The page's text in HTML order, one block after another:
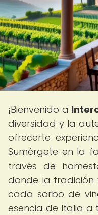
¡Bienvenido a
diversidad y la
ofrecerte
Sumérgete en la
través de
donde la tradición
cada sorbo de
esencia de Italia a